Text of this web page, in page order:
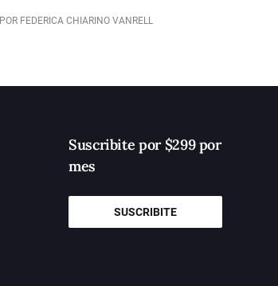
POR FEDERICA CHIARINO VANRELL
Suscribite por $299 por
mes
SUSCRIBITE